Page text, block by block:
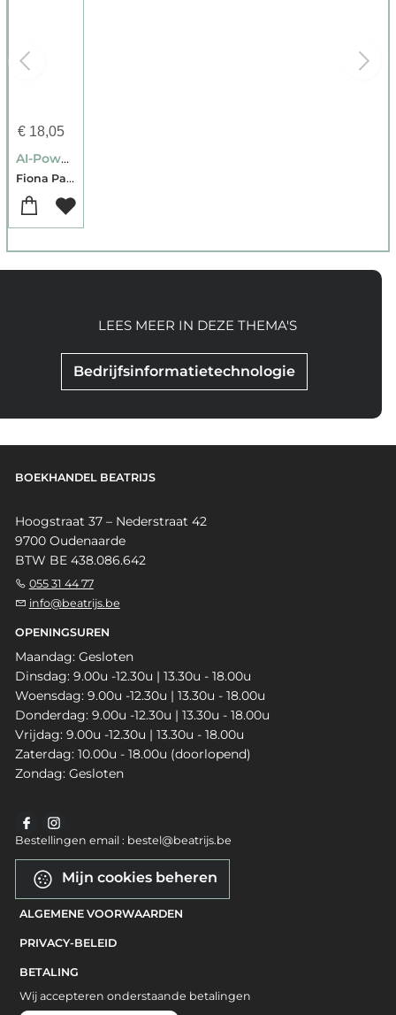
€18,05
AI-Powered Leader
Fiona Passantino
Bedrijfsinformatietechnologie
LEES MEER IN DEZE THEMA'S
BOEKHANDEL BEATRIJS
Hoogstraat 37 – Nederstraat 42
9700 Oudenaarde
BTW BE 438.086.642
055 31 44 77
info@beatrijs.be
OPENINGSUREN
Maandag: Gesloten
Dinsdag: 9.00u -12.30u | 13.30u - 18.00u
Woensdag: 9.00u -12.30u | 13.30u - 18.00u
Donderdag: 9.00u -12.30u | 13.30u - 18.00u
Vrijdag: 9.00u -12.30u | 13.30u - 18.00u
Zaterdag: 10.00u - 18.00u (doorlopend)
Zondag: Gesloten
Bestellingen email : bestel@beatrijs.be
Mijn cookies beheren
ALGEMENE VOORWAARDEN
PRIVACY-BELEID
BETALING
Wij accepteren onderstaande betalingen